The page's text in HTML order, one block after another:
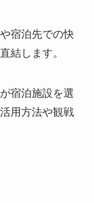
宿泊先での快
結します。
宿泊施設を選
用方法や観戦